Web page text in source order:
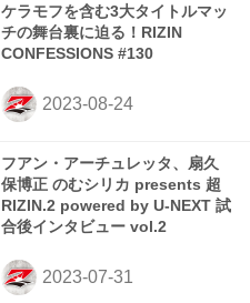
ケラモフを含む3大タイトルマッ
チの舞台裏に迫る！RIZIN
CONFESSIONS #130
フアン・アーチュレッタ、扇久
保博正 のむシリカ presents 超
RIZIN.2 powered by U-NEXT 試
合後インタビュー vol.2